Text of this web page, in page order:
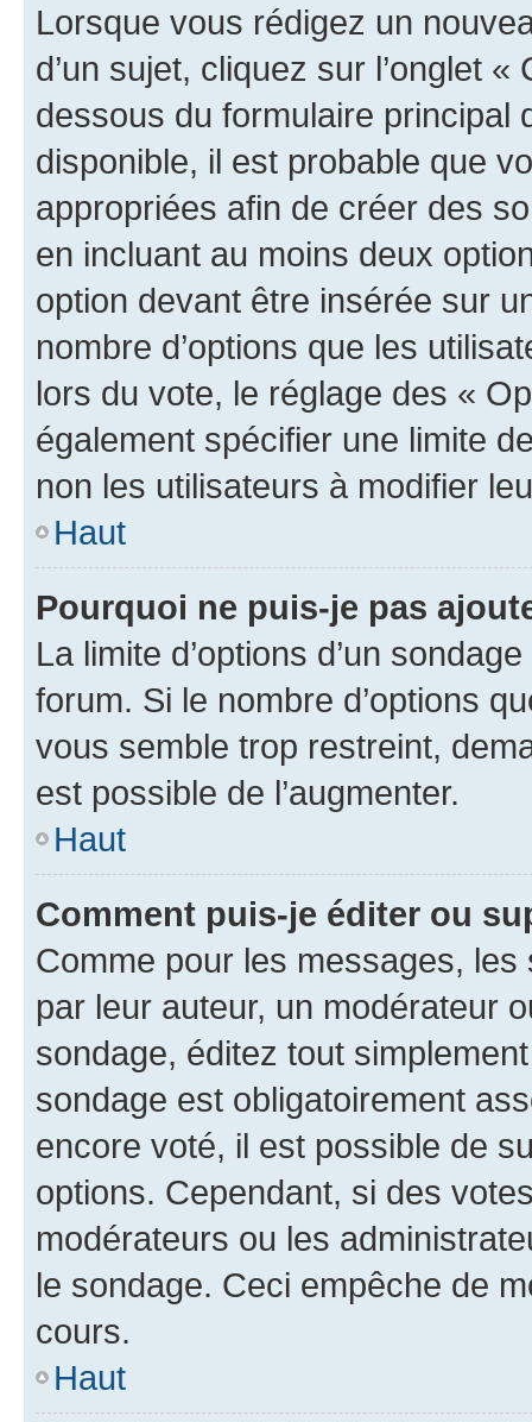
Lorsque vous rédigez un
d’un sujet, cliquez sur l’onglet
dessous du formulaire principal
disponible, il est probable que
appropriées afin de créer des
en incluant au moins deux
option devant être insérée sur
nombre d’options que les
lors du vote, le réglage des «
également spécifier une limite
non les utilisateurs à modifier
Haut
Pourquoi ne puis-je pas
La limite d’options d’un
forum. Si le nombre d’options
vous semble trop restreint,
est possible de l’augmenter.
Haut
Comment puis-je éditer ou
Comme pour les messages,
par leur auteur, un modérateur
sondage, éditez tout
sondage est obligatoirement
encore voté, il est possible de
options. Cependant, si des
modérateurs ou les
le sondage. Ceci empêche de
cours.
Haut